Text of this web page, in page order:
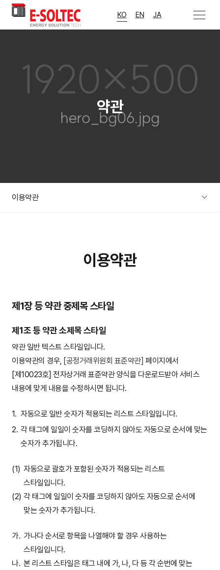
KO EN JA 메뉴 열기
약관
이용약관
이용약관
제1장 등 약관 중제목 스타일
제1조 등 약관 소제목 스타일
약관 일반 텍스트 스타일입니다.
이용약관의 경우, [공정거래위원회 표준약관] 페이지에서
[제10023호] 전자상거래 표준약관 양식을 다운로드받아 서비스
내용에 맞게 내용을 수정하시면 됩니다.
자동으로 일반 숫자가 적용되는 리스트 스타일입니다.
각 태그에 일일이 숫자를 코딩하지 않아도 자동으로 순서에 맞는
숫자가 추가됩니다.
자동으로 괄호가 포함된 숫자가 적용되는 리스트
스타일입니다.
각 태그에 일일이 숫자를 코딩하지 않아도 자동으로 순서에
맞는 숫자가 추가됩니다.
가
가나다 순서로 항목을 나열해야 할 경우 사용하는
스타일입니다.
나 본 리스트 스타일은 태그 내에 가, 나, 다 등 각 순번에 맞는